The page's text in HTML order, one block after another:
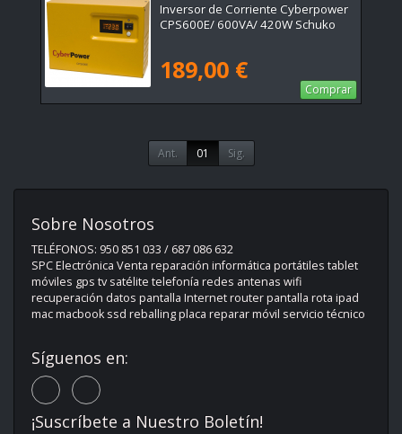
Inversor de Corriente Cyberpower
CPS600E/ 600VA/ 420W Schuko
189,00 €
Comprar
Ant. 01 Sig.
Sobre Nosotros
TELÉFONOS: 950 851 033 / 687 086 632
SPC Electrónica Venta reparación informática portátiles tablet
móviles gps tv satélite telefonía redes antenas wifi
recuperación datos pantalla Internet router pantalla rota ipad
mac macbook ssd reballing placa reparar móvil servicio técnico
Síguenos en:
¡Suscríbete a Nuestro Boletín!